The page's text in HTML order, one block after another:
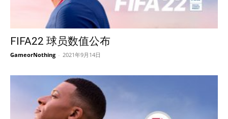
FIFA22 球员数值公布
GameorNothing - 2021年9月14日